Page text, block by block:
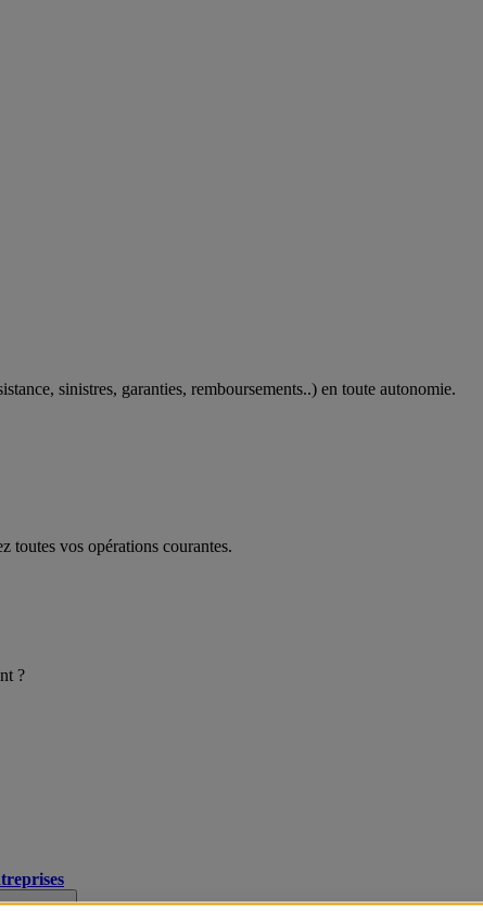
sinistres, garanties, remboursements..) en toute autonomie.
toutes vos opérations courantes.
?